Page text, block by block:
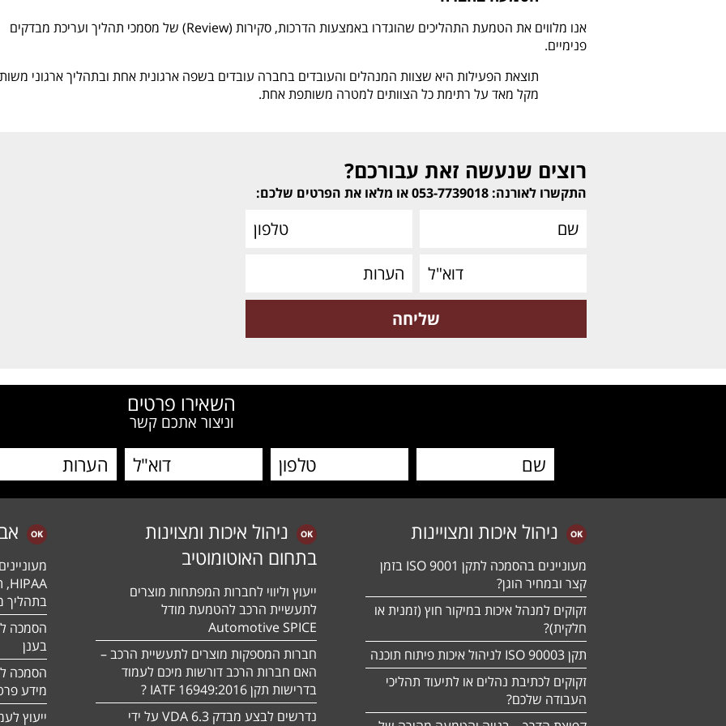
אנו מלווים את הטמעת התהליכים שהוגדרו באמצעות הדרכות, סקירות (Review) של מסמכי תהליך ועריכת מבדקים
פנימיים.
תוצאת הפעילות היא שצוות המנהלים והעובדים בחברה עובדים בשפה ארגונית אחת ובתהליך ארגוני
מקל מאד על רתימת כל הצוותים למטרה משותפת אחת.
רוצים שנעשה זאת עבורכם?
התקשרו לאורנה: 053-7739018 או מלאו את הפרטים שלכם:
השאירו פרטים
וניצור אתכם קשר
ניהול איכות ומצויינות
מעוניינים בהסמכה לתקן ISO 9001 בזמן
קצר ובמחיר הוגן?
זקוקים למנהל איכות במיקור חוץ (זמנית או
חלקית)?
תקן ISO 90003 לניהול איכות פיתוח תוכנה
זקוקים לכתיבת נהלים או לתיעוד תהליכי
העבודה שלכם?
ניהול איכות ומצוינות
בתחום האוטומוטיב
ייעוץ וליווי לחברות המפתחות מוצרים
לתעשיית הרכב להטמעת מודל
Automotive SPICE
חברות המספקות מוצרים לתעשיית הרכב –
האם חברות הרכב דורשות מיכם לעמוד
בדרישות תקן 16949:2016 IATF ?
נדרשים לבצע מבדק VDA 6.3 על ידי
בתהליך
בענן
מידע
ייעוץ